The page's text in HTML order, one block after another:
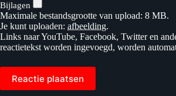
Bijlagen
Maximale bestandsgrootte van upload: 8 MB.
Je kunt uploaden: afbeelding.
Links naar YouTube, Facebook, Twitter en
reactietekst worden ingevoegd, worden
Reactie plaatsen